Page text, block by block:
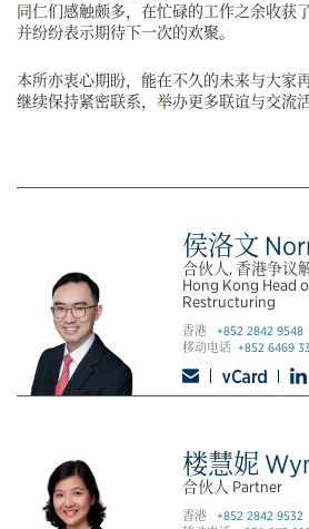
同仁们感触颇多，在忙碌的工作之余收获
并纷纷表示期待下一次的欢聚。
本所亦衷心期盼，能在不久的未来与大家
继续保持紧密联系，举办更多联谊与交流活
侯洛文
合伙人, 香港争议
Hong Kong Head
Restructuring
香港+852 2842 9548
移动电话+852 6469
楼慧妮
合伙人 Partner
香港+852 2842 9532